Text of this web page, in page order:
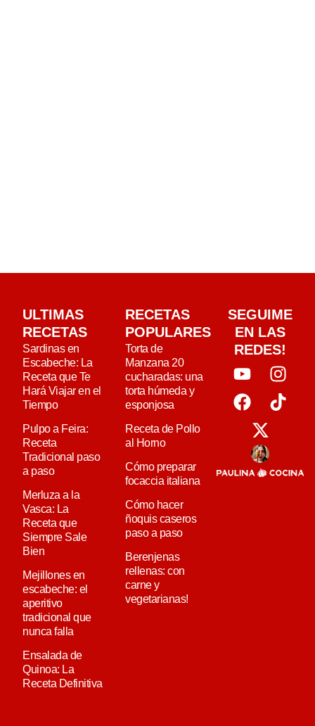
ULTIMAS
RECETAS
Sardinas en
Escabeche: La
Receta que Te
Hará Viajar en el
Tiempo
Pulpo a Feira:
Receta
Tradicional paso
a paso
Merluza a la
Vasca: La
Receta que
Siempre Sale
Bien
Mejillones en
escabeche: el
aperitivo
tradicional que
nunca falla
Ensalada de
Quinoa: La
Receta Definitiva
RECETAS
POPULARES
Torta de
Manzana 20
cucharadas: una
torta húmeda y
esponjosa
Receta de Pollo
al Horno
Cómo preparar
focaccia italiana
Cómo hacer
ñoquis caseros
paso a paso
Berenjenas
rellenas: con
carne y
vegetarianas!
SEGUIME
EN LAS
REDES!